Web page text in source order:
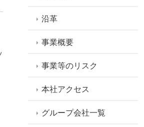
沿革
事業概要
事業等のリスク
本社アクセス
グループ会社一覧